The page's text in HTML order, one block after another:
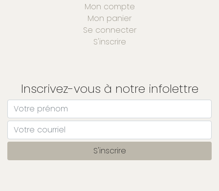
Mon compte
Mon panier
Se connecter
S'inscrire
Inscrivez-vous à notre infolettre
S'inscrire